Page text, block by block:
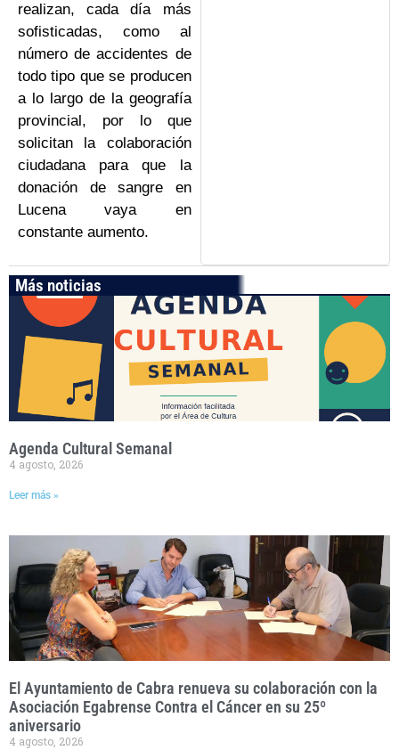
realizan, cada día más
sofisticadas, como al
número de accidentes de
todo tipo que se producen
a lo largo de la geografía
provincial, por lo que
solicitan la colaboración
ciudadana para que la
donación de sangre en
Lucena vaya en
constante aumento.
Más noticias
Agenda Cultural Semanal
4 agosto, 2026
Leer más »
El Ayuntamiento de Cabra renueva su colaboración con la
Asociación Egabrense Contra el Cáncer en su 25º
aniversario
4 agosto, 2026